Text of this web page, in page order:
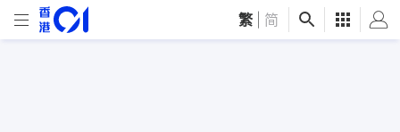
繁 简